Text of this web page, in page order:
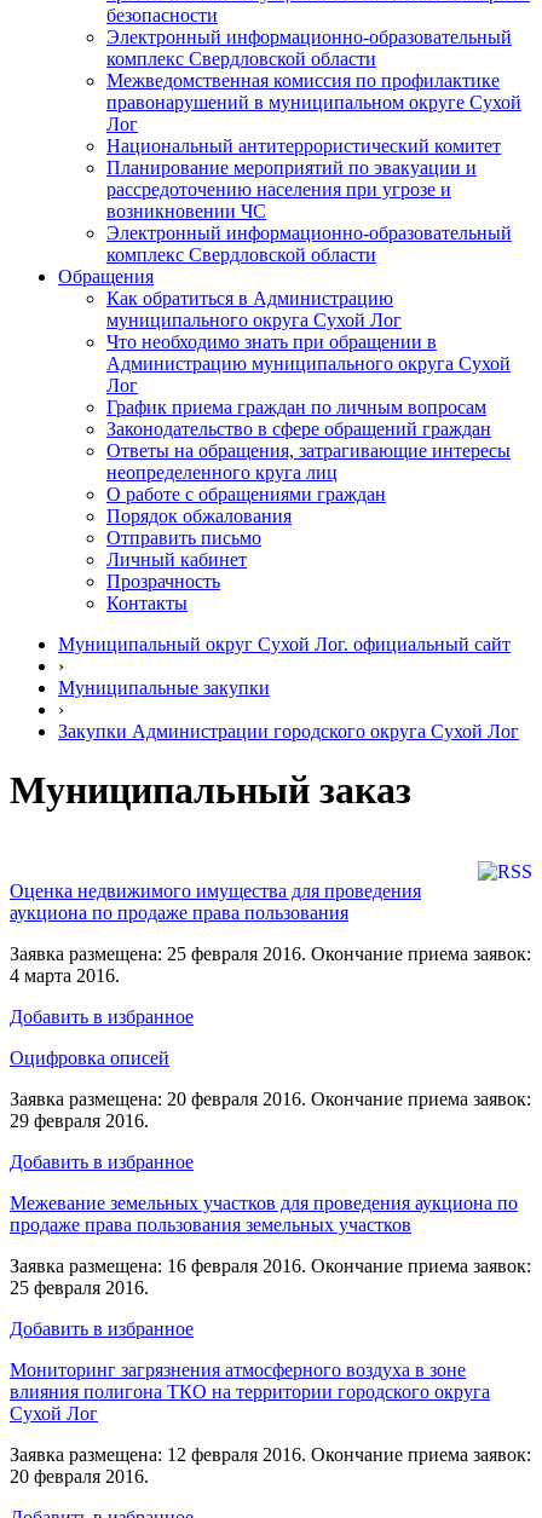
безопасности
Электронный информационно-образовательный
комплекс Cвердловской области
Межведомственная комиссия по профилактике
правонарушений в муниципальном округе Сухой
Лог
Национальный антитеррористический комитет
Планирование мероприятий по эвакуации и
рассредоточению населения при угрозе и
возникновении ЧС
Электронный информационно-образовательный
комплекс Свердловской области
Обращения
Как обратиться в Администрацию
муниципального округа Сухой Лог
Что необходимо знать при обращении в
Администрацию муниципального округа Сухой
Лог
График приема граждан по личным вопросам
Законодательство в сфере обращений граждан
Ответы на обращения, затрагивающие интересы
неопределенного круга лиц
О работе с обращениями граждан
Порядок обжалования
Отправить письмо
Личный кабинет
Прозрачность
Контакты
Муниципальный округ Сухой Лог. официальный сайт
›
Муниципальные закупки
›
Закупки Администрации городского округа Сухой Лог
Муниципальный заказ
Оценка недвижимого имущества для проведения
аукциона по продаже права пользования
Заявка размещена: 25 февраля 2016. Окончание приема заявок:
4 марта 2016.
Добавить в избранное
Оцифровка описей
Заявка размещена: 20 февраля 2016. Окончание приема заявок:
29 февраля 2016.
Добавить в избранное
Межевание земельных участков для проведения аукциона по
продаже права пользования земельных участков
Заявка размещена: 16 февраля 2016. Окончание приема заявок:
25 февраля 2016.
Добавить в избранное
Мониторинг загрязнения атмосферного воздуха в зоне
влияния полигона ТКО на территории городского округа
Сухой Лог
Заявка размещена: 12 февраля 2016. Окончание приема заявок:
20 февраля 2016.